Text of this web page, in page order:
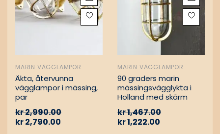
MARIN VÄGGLAMPOR
Äkta, återvunna
vägglampor i mässing,
par
kr2,990.00
kr2,790.00
MARIN VÄGGLAMPOR
90 graders marin
mässingsvägglykta i
Holland med skärm
kr1,467.00
kr1,222.00